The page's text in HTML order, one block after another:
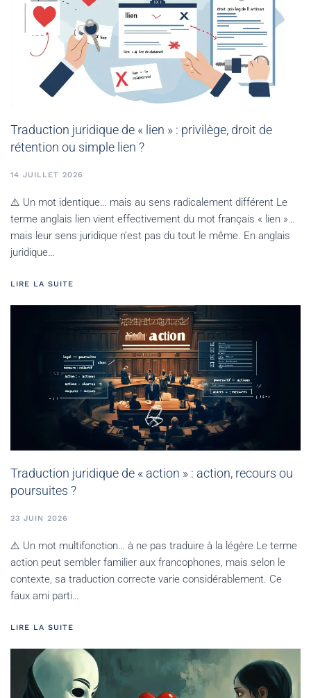
Traduction juridique de « lien » : privilège, droit de
rétention ou simple lien ?
14 JUILLET 2026
⚠️ Un mot identique… mais au sens radicalement différent Le
terme anglais lien vient effectivement du mot français « lien »…
mais leur sens juridique n’est pas du tout le même. En anglais
juridique…
LIRE LA SUITE
Traduction juridique de « action » : action, recours ou
poursuites ?
23 JUIN 2026
⚠️ Un mot multifonction… à ne pas traduire à la légère Le terme
action peut sembler familier aux francophones, mais selon le
contexte, sa traduction correcte varie considérablement. Ce
faux ami parti…
LIRE LA SUITE